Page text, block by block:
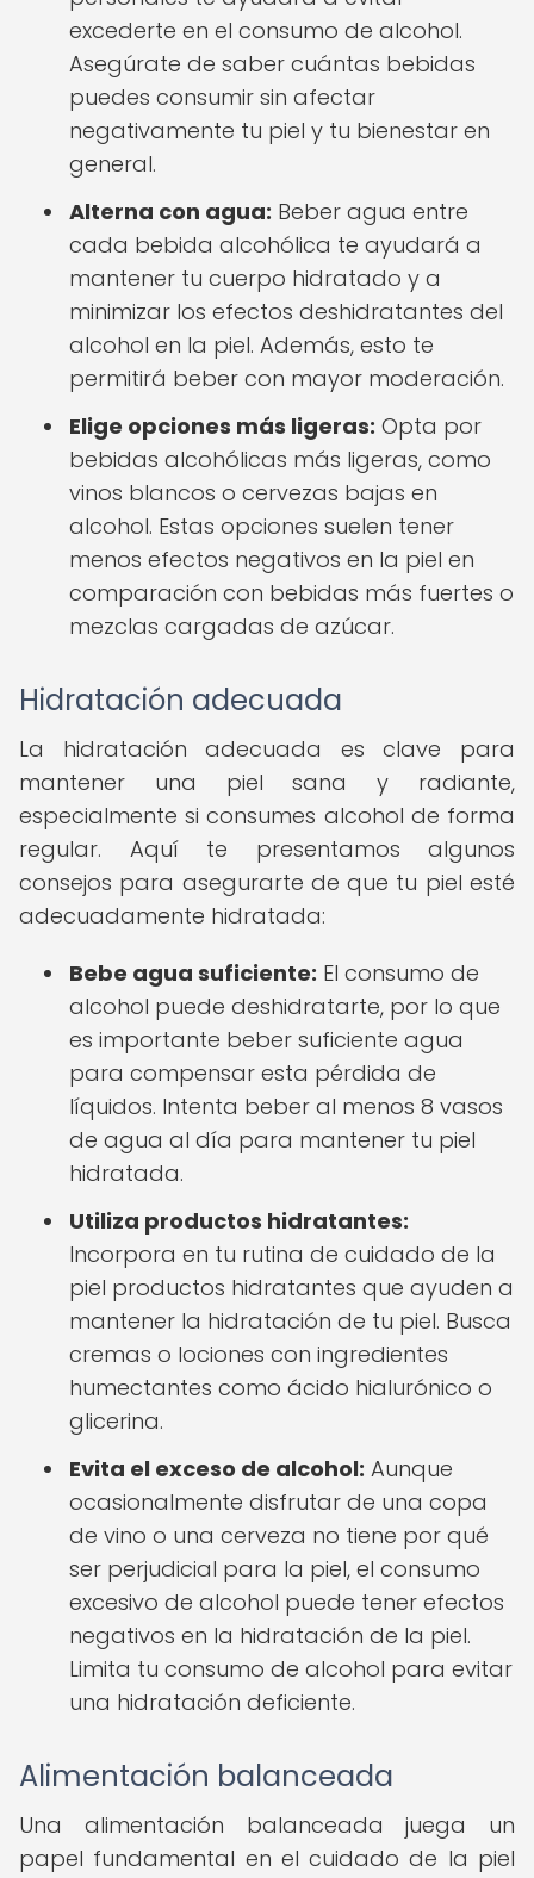
excederte en el consumo de alcohol.
Asegúrate de saber cuántas bebidas
puedes consumir sin afectar
negativamente tu piel y tu bienestar en
general.
Alterna con agua: Beber agua entre
cada bebida alcohólica te ayudará a
mantener tu cuerpo hidratado y a
minimizar los efectos deshidratantes del
alcohol en la piel. Además, esto te
permitirá beber con mayor moderación.
Elige opciones más ligeras: Opta por
bebidas alcohólicas más ligeras, como
vinos blancos o cervezas bajas en
alcohol. Estas opciones suelen tener
menos efectos negativos en la piel en
comparación con bebidas más fuertes o
mezclas cargadas de azúcar.
Hidratación adecuada
La hidratación adecuada es clave para
mantener una piel sana y radiante,
especialmente si consumes alcohol de forma
regular. Aquí te presentamos algunos
consejos para asegurarte de que tu piel esté
adecuadamente hidratada:
Bebe agua suficiente: El consumo de
alcohol puede deshidratarte, por lo que
es importante beber suficiente agua
para compensar esta pérdida de
líquidos. Intenta beber al menos 8 vasos
de agua al día para mantener tu piel
hidratada.
Utiliza productos hidratantes:
Incorpora en tu rutina de cuidado de la
piel productos hidratantes que ayuden a
mantener la hidratación de tu piel. Busca
cremas o lociones con ingredientes
humectantes como ácido hialurónico o
glicerina.
Evita el exceso de alcohol: Aunque
ocasionalmente disfrutar de una copa
de vino o una cerveza no tiene por qué
ser perjudicial para la piel, el consumo
excesivo de alcohol puede tener efectos
negativos en la hidratación de la piel.
Limita tu consumo de alcohol para evitar
una hidratación deficiente.
Alimentación balanceada
Una alimentación balanceada juega un
papel fundamental en el cuidado de la piel